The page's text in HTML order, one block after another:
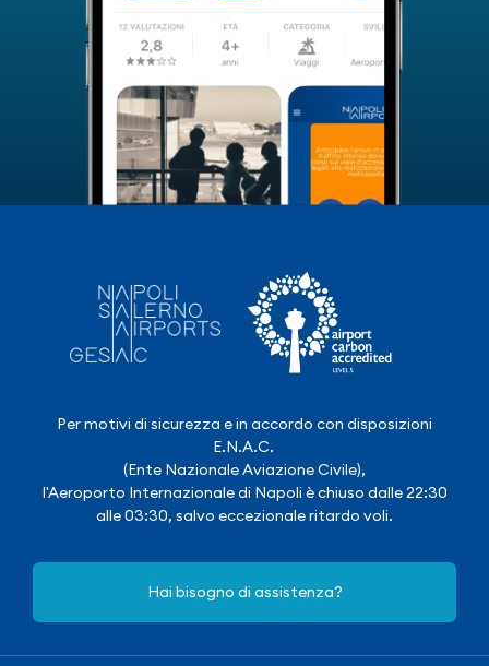
Per motivi di sicurezza e in accordo con disposizioni
E.N.A.C.
(Ente Nazionale Aviazione Civile),
l'Aeroporto Internazionale di Napoli è chiuso dalle 22:30
alle 03:30, salvo eccezionale ritardo voli.
Hai bisogno di assistenza?